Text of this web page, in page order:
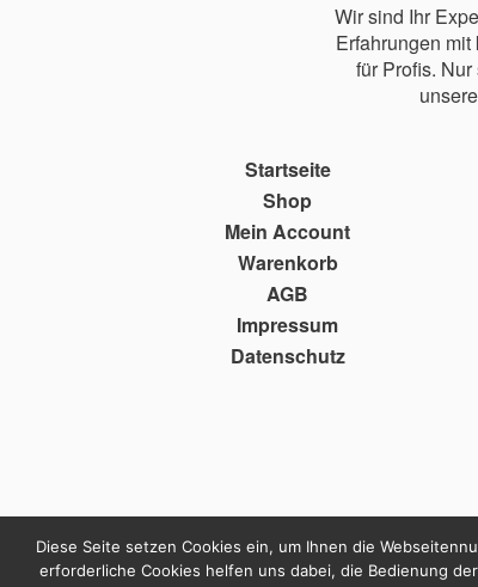
Wir sind Ihr
Erfahrungen
für Profis.
Startseite
Shop
Mein Account
Warenkorb
AGB
Impressum
Datenschutz
Diese Seite setzen Cookies ein, um Ihnen die
erforderliche Cookies helfen uns dabei, die Bedienung